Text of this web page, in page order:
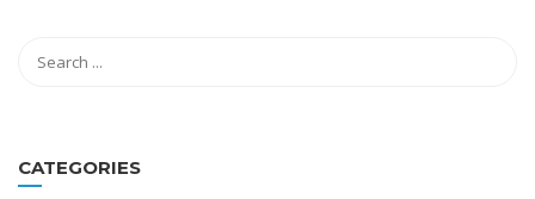
CATEGORIES